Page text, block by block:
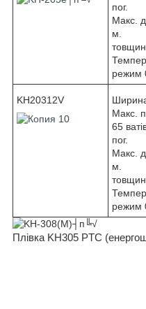
пог.
Макс.
м.
режим
KH20312V
Макс.
65
пог.
Макс.
м.
режим
Плівка KH305 PTC